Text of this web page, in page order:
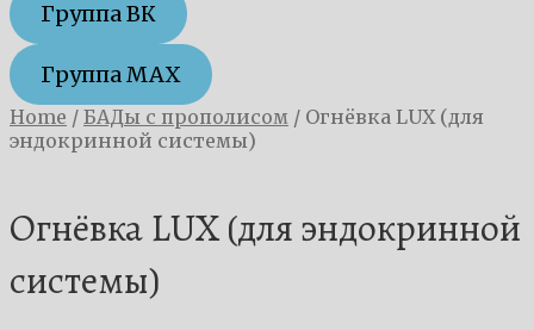
Группа ВК
Группа MAX
Home / БАДы с прополисом / Огнёвка LUX (для
эндокринной системы)
Огнёвка LUX (для эндокринной
системы)